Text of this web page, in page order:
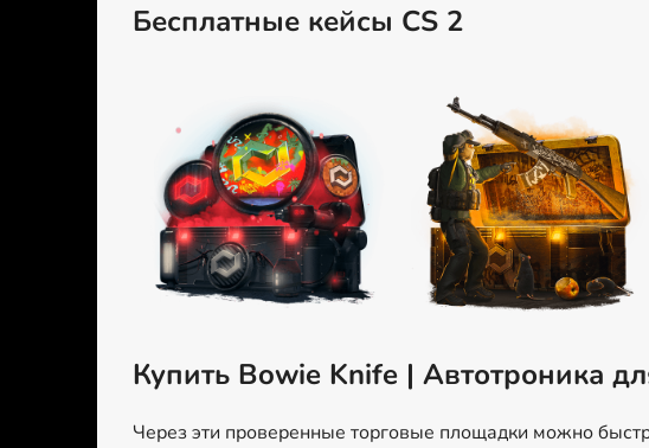
Бесплатные кейсы CS 2
Купить Bowie Knife | Автотроника
Через эти проверенные торговые площадки можно